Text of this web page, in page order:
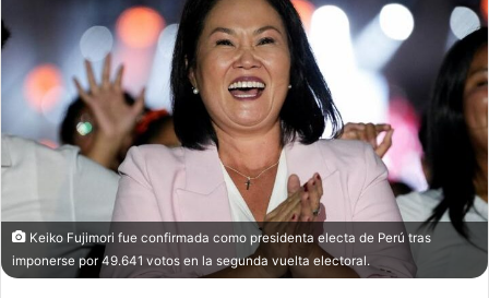
Keiko Fujimori fue confirmada como presidenta electa de Perú tras
imponerse por 49.641 votos en la segunda vuelta electoral.